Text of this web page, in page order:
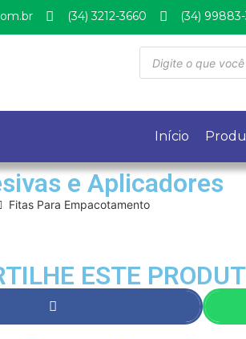
(34) 3212-3660 (34)
Início
e Aplicadores
Fitas Para Empacotamento
ESTE